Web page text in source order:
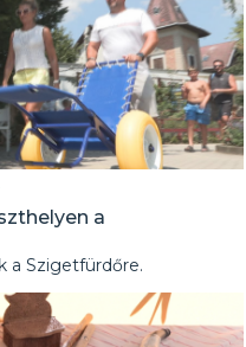
a
a Szigetfürdőre.